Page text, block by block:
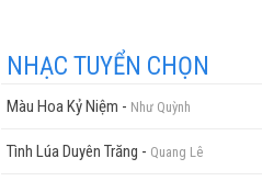
NHẠC TUYỂN CHỌN
Màu Hoa Kỷ Niệm - Như Quỳnh
Tình Lúa Duyên Trăng - Quang Lê